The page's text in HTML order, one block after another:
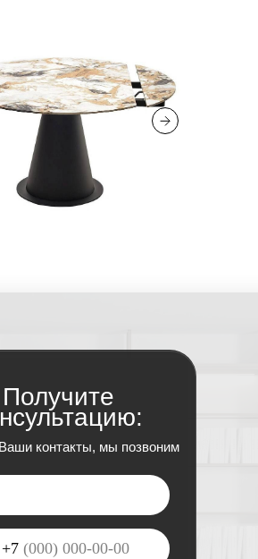
Получите
контакты, мы позвоним
+7